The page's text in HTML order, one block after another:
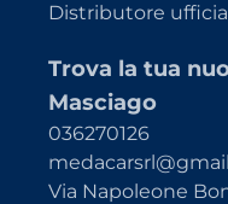
Distributore
Trova la tua
Masciago
036270126
Via Napoleone